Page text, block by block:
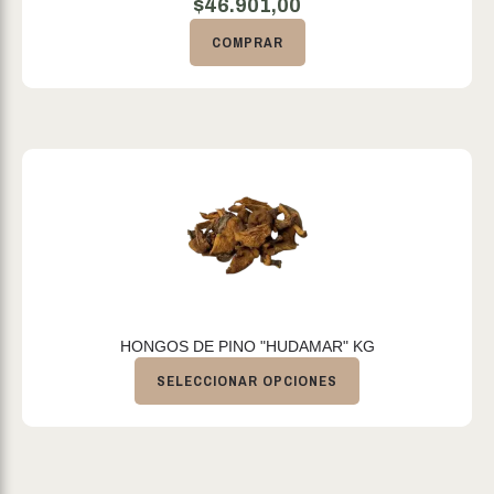
$46.901,00
COMPRAR
HONGOS DE PINO "HUDAMAR" KG
SELECCIONAR OPCIONES